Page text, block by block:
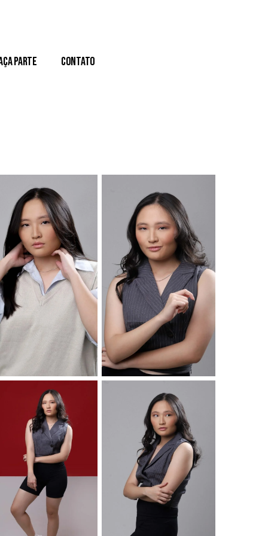
Parte Contato